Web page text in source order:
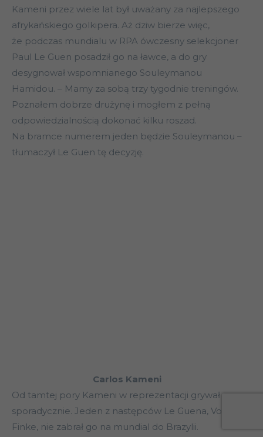
Kameni przez wiele lat był uważany za najlepszego
afrykańskiego golkipera. Aż dziw bierze więc,
że podczas mundialu w RPA ówczesny selekcjoner
Paul Le Guen posadził go na ławce, a do gry
desygnował wspomnianego Souleymanou
Hamidou. – Mamy za sobą trzy tygodnie treningów.
Poznałem dobrze drużynę i mogłem z pełną
odpowiedzialnością dokonać kilku roszad.
Na bramce numerem jeden będzie Souleymanou –
tłumaczył Le Guen tę decyzję.
Carlos Kameni
Od tamtej pory Kameni w reprezentacji grywał
sporadycznie. Jeden z następców Le Guena, Volker
Finke, nie zabrał go na mundial do Brazylii.